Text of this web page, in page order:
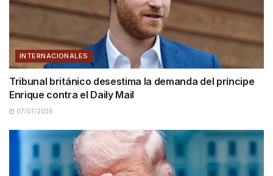
INTERNACIONALES
Tribunal británico desestima la demanda del príncipe
Enrique contra el Daily Mail
07/07/2026